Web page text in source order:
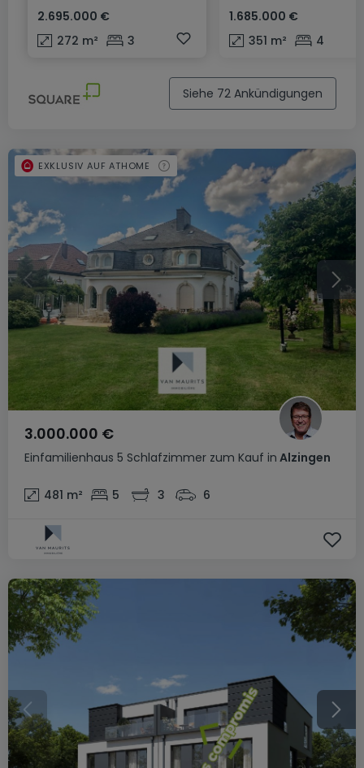
2.695.000 €
272 m² 3
1.685.000 €
351 m² 4
Siehe 72 Ankündigungen
Einfamilienhaus 5 Schlafzimmer zum Kauf in Alzingen
3.000.000 €
481 m² 5 3 6
EXKLUSIV AUF ATHOME